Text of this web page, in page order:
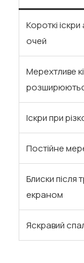
Короткі
очей
Мерехтливе
Іскри при
Постійне
Блиски після
екраном
Яскравий